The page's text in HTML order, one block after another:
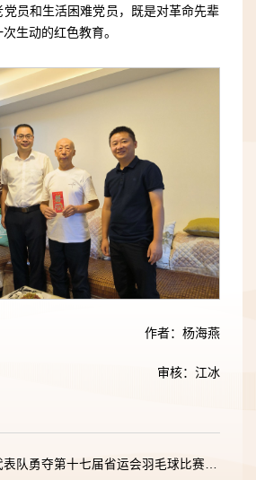
员和生活困难党员，既是对革命先辈
生动的红色教育。
作者：杨海燕
审核：江冰